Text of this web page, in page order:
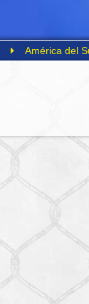
América del